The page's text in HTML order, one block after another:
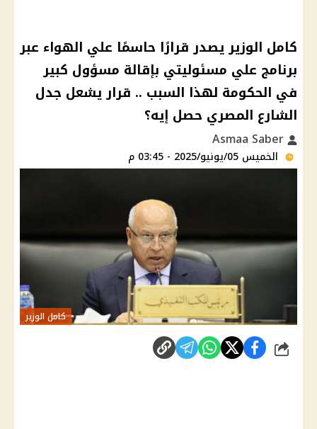
كامل الوزير يصدر قرارًا حاسمًا علي الهواء عبر
برنامج علي مسئوليتي بإقالة مسؤول كبير
في الحكومة لهذا السبب .. قرار يشعل جدل
الشارع المصري حصل إيه؟
الخميس 05/يونيو/2025 - 03:45 م
كامل الوزير
شارك